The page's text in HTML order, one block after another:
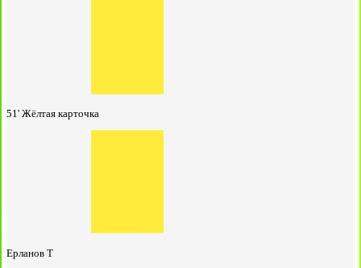
51' Жёлтая карточка
Ерланов Т